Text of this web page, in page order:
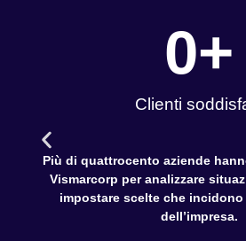
Clienti
0+
Più di quattrocento aziende
Vismarcorp per analizzare
impostare scelte che incidono
dell’impresa.